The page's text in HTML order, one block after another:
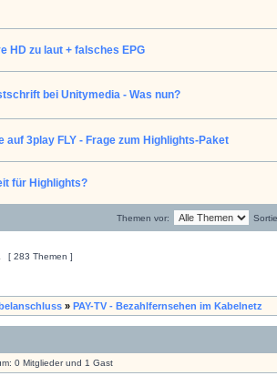
HD zu laut + falsches EPG
bei Unitymedia - Was nun?
auf 3play FLY - Frage zum Highlights-Paket
für Highlights?
Themen vor:
[ 283 Themen ]
» PAY-TV - Bezahlfernsehen im Kabelnetz
0 Mitglieder und 1 Gast